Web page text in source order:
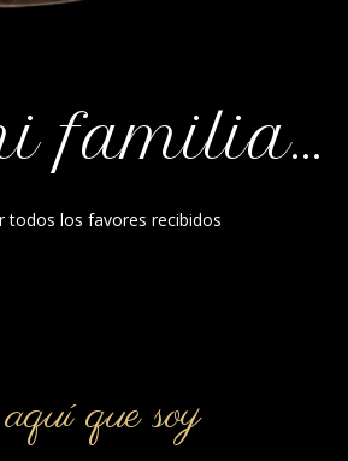
familia…
todos los favores recibidos
que soy